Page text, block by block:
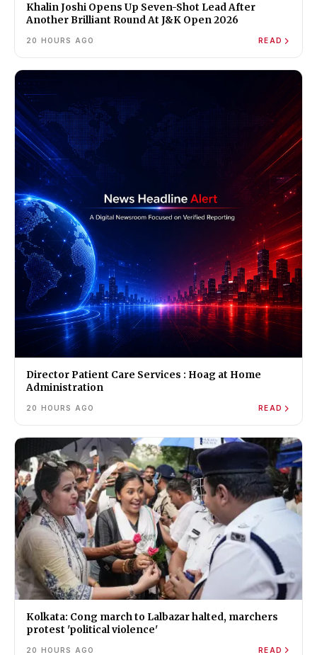
Khalin Joshi Opens Up Seven-Shot Lead After
Another Brilliant Round At J&K Open 2026
20 HOURS AGO READ
Director Patient Care Services : Hoag at Home
Administration
20 HOURS AGO READ
Kolkata: Cong march to Lalbazar halted, marchers
protest 'political violence'
20 HOURS AGO READ